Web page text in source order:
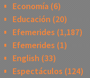
Economía(6)
Educación (20)
Efemerides (1,187)
Efemerides (1)
English (33)
Espectáculos (124)